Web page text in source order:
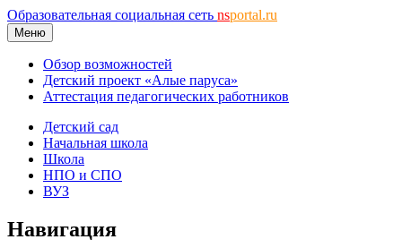
Образовательная социальная сеть nsportal.ru
Меню
Обзор возможностей
Детский проект «Алые паруса»
Аттестация педагогических работников
Детский сад
Начальная школа
Школа
НПО и СПО
ВУЗ
Навигация